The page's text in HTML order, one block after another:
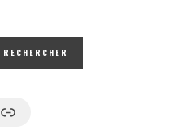
RECHERCHER
Google News